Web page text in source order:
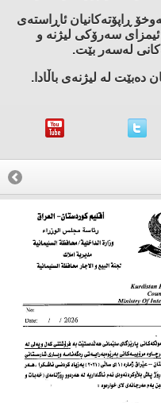
ڕاپۆته‌كانیان ئاڕاسته‌ی
ئیمزای سه‌رۆكی لیژنه‌ و
له‌سه‌ر بێت.